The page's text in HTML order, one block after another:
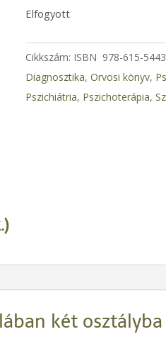
Elfogyott
Cikkszám: ISBN 978-615-
Diagnosztika, Orvosi könyv,
Pszichiátria, Pszichoterápia,
két